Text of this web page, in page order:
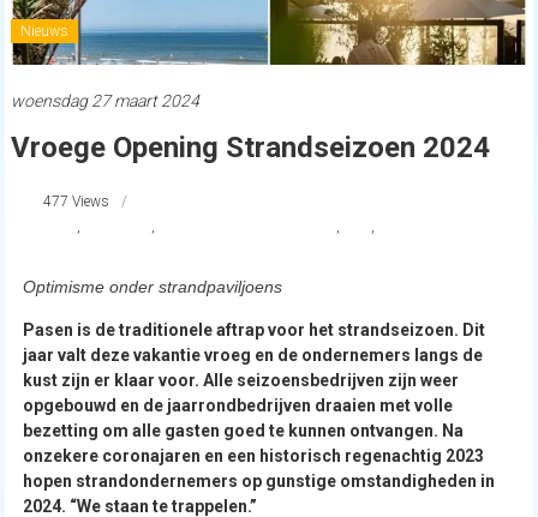
Nieuws
woensdag 27 maart 2024
Vroege Opening Strandseizoen 2024
477 Views
Optimisme onder strandpaviljoens
Pasen is de traditionele aftrap voor het strandseizoen. Dit
jaar valt deze vakantie vroeg en de ondernemers langs de
kust zijn er klaar voor. Alle seizoensbedrijven zijn weer
opgebouwd en de jaarrondbedrijven draaien met volle
bezetting om alle gasten goed te kunnen ontvangen. Na
onzekere coronajaren en een historisch regenachtig 2023
hopen strandondernemers op gunstige omstandigheden in
2024. “We staan te trappelen.”